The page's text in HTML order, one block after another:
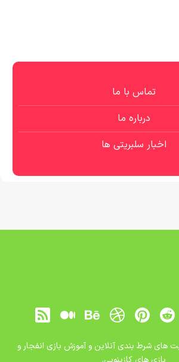
تماس با ما
درباره ما
اخبار سلبریتی ها
های شرط بندی آنلاین و آموزش بازی انفجار و